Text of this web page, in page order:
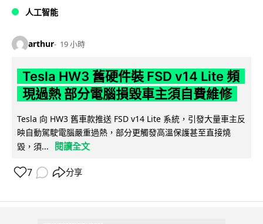
人工智能
arthur 19 小時
Tesla HW3 舊硬件裝 FSD v14 Lite 頻
現過熱 部分電腦損毀車主須自費維修
Tesla 向 HW3 舊車款推送 FSD v14 Lite 系統，引發大量車主反
映自動駕駛電腦嚴重過熱，部分更觸發高溫保護甚至直接燒
毀，須...
閱讀全文
7 分享